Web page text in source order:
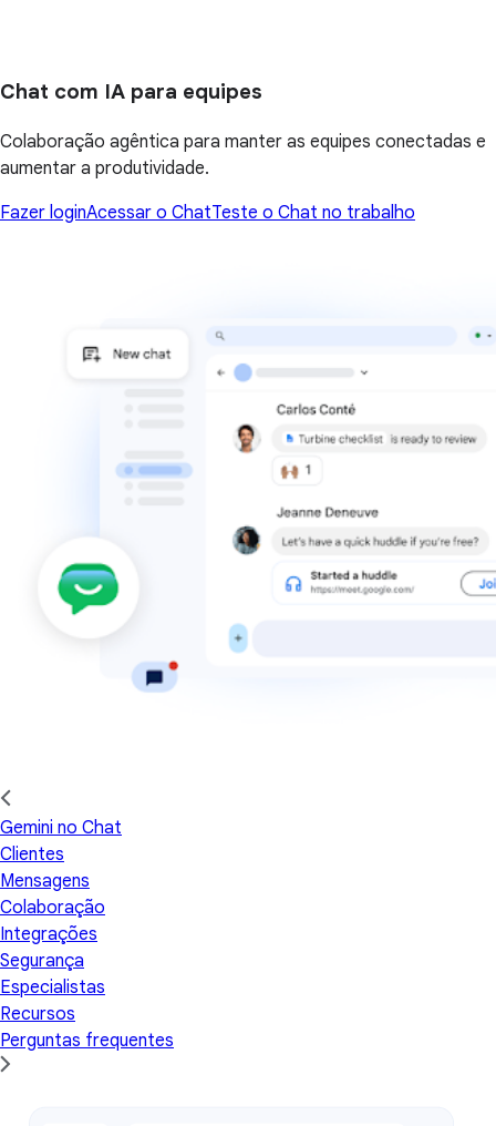
Chat com IA para equipes
Colaboração agêntica para manter as equipes conectadas e
aumentar a produtividade.
Fazer loginAcessar o ChatTeste o Chat no trabalho
Gemini no Chat
Clientes
Mensagens
Colaboração
Integrações
Segurança
Especialistas
Recursos
Perguntas frequentes